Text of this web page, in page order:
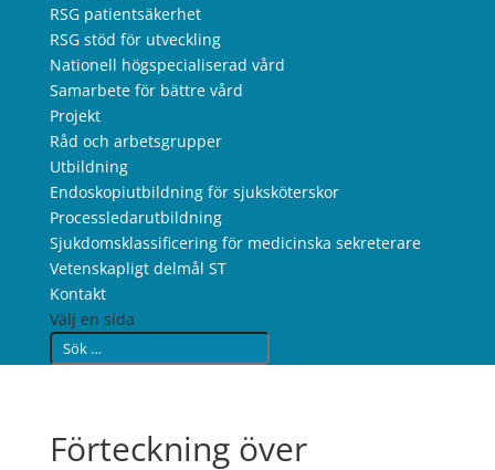
RSG patientsäkerhet
RSG stöd för utveckling
Nationell högspecialiserad vård
Samarbete för bättre vård
Projekt
Råd och arbetsgrupper
Utbildning
Endoskopiutbildning för sjuksköterskor
Processledarutbildning
Sjukdomsklassificering för medicinska sekreterare
Vetenskapligt delmål ST
Kontakt
Välj en sida
Förteckning över